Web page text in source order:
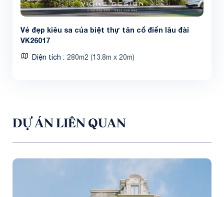
Vẻ đẹp kiêu sa của biệt thự tân cổ điển lâu đài
VK26017
Diện tích 280m2 (13.8m x 20m)
DỰ ÁN LIÊN QUAN